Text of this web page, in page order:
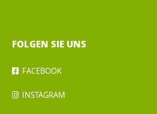
FOLGEN SIE UNS
FACEBOOK
INSTAGRAM